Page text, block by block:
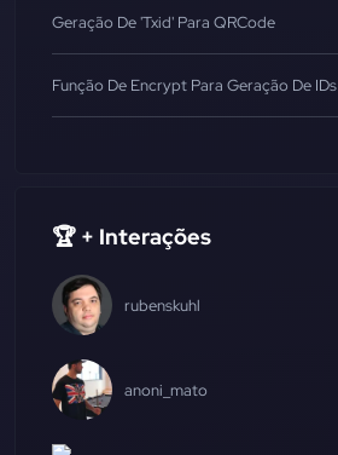
Geração De 'txid' Para QRCode
Função De Encrypt Para Geração De IDs
🏆 + Interações
rubenskuhl
anoni_mato